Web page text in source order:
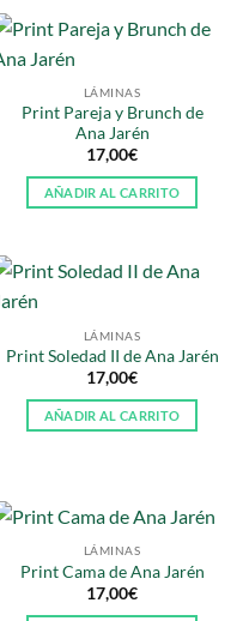
LÁMINAS
Print Pareja y Brunch de
Ana Jarén
17,00€
AÑADIR AL CARRITO
LÁMINAS
Print Soledad II de Ana Jarén
17,00€
AÑADIR AL CARRITO
LÁMINAS
Print Cama de Ana Jarén
17,00€